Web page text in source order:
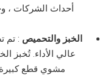
أحداث الشركات ،
الخبز والتحميص : تم
عالي الأداء. تُخبز
مشوي قطع